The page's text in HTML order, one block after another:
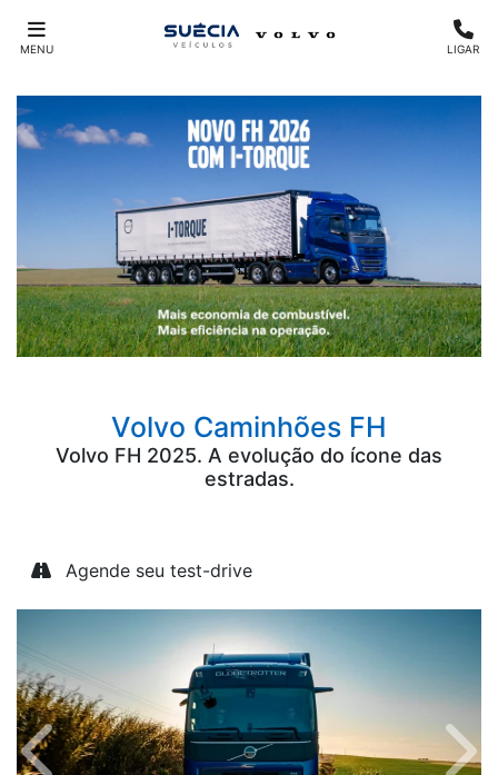
MENU LIGAR
Volvo Caminhões FH
Volvo FH 2025. A evolução do ícone das
estradas.
Agende seu test-drive
Anterior